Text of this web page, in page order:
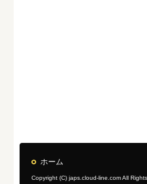
ホーム
Copyright (C) japs.cloud-line.com All